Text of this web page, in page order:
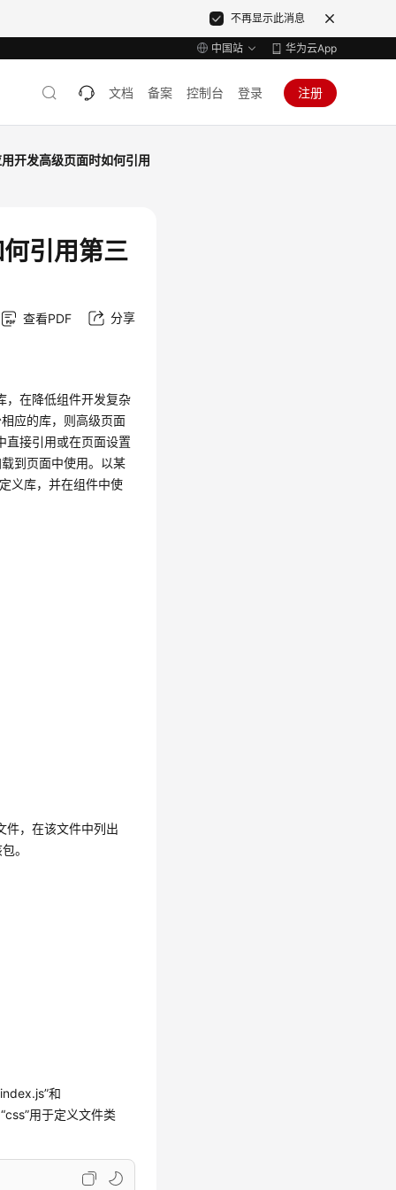
不再显示此消息
中国站 华为云App
文档 备案 控制台 登录 注册
开发高级页面时如何引用
引用第三
查看PDF 分享
，在降低组件开发复杂
应的库，则高级页面
直接引用或在页面设置
到页面中使用。以某
义库，并在组件中使
，在该文件中列出
。
和
用于定义文件类